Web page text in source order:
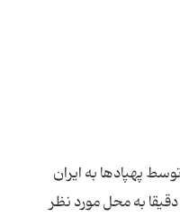
به محل مورد نظر